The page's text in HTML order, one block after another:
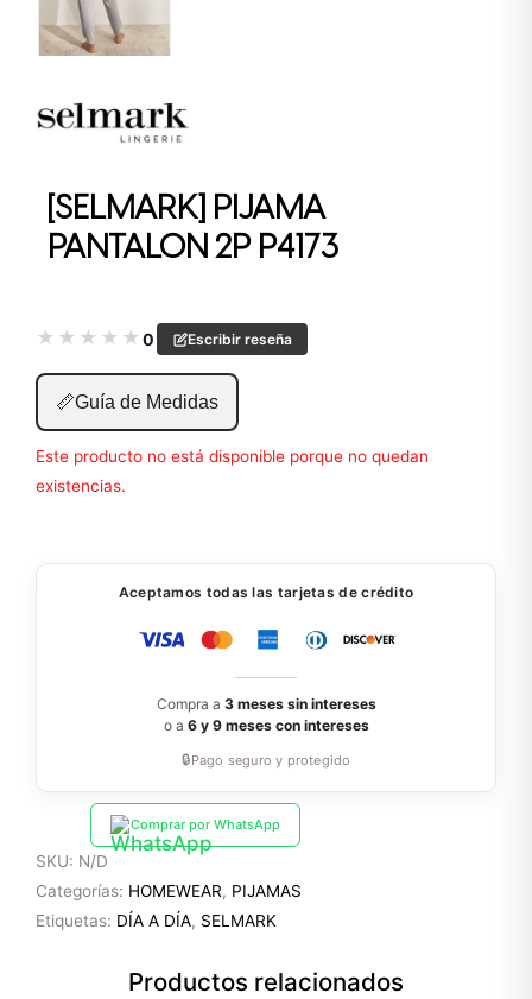
[SELMARK] PIJAMA
PANTALON 2P P4173
★ ★ ★ ★ ★0 Escribir reseña
📏Guía de Medidas
Este producto no está disponible porque no quedan
existencias.
Aceptamos todas las tarjetas de crédito
Compra a 3 meses sin intereses
o a 6 y 9 meses con intereses
🔒Pago seguro y protegido
Comprar por WhatsApp
SKU: N/D
Categorías: HOMEWEAR, PIJAMAS
Etiquetas: DÍA A DÍA, SELMARK
Productos relacionados